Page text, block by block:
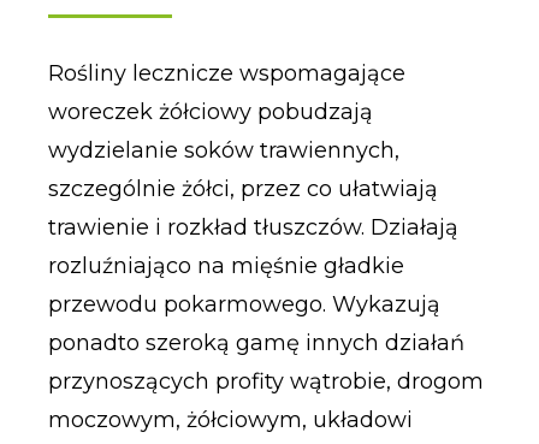
Rośliny lecznicze wspomagające
woreczek żółciowy pobudzają
wydzielanie soków trawiennych,
szczególnie żółci, przez co ułatwiają
trawienie i rozkład tłuszczów. Działają
rozluźniająco na mięśnie gładkie
przewodu pokarmowego. Wykazują
ponadto szeroką gamę innych działań
przynoszących profity wątrobie, drogom
moczowym, żółciowym, układowi